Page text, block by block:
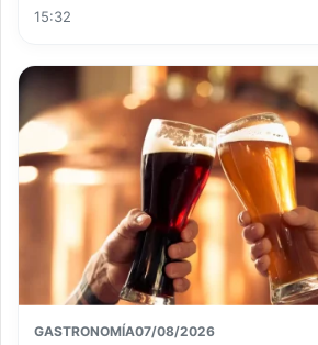
15:32
GASTRONOMÍA07/08/2026